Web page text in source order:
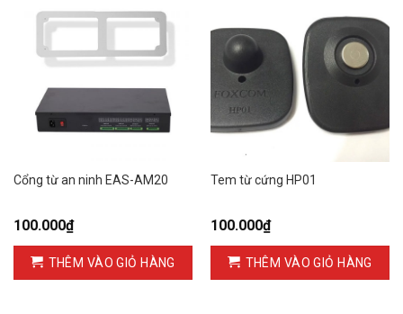
Cổng từ an ninh EAS-AM20
100.000₫
THÊM VÀO GIỎ HÀNG
Tem từ cứng HP01
100.000₫
THÊM VÀO GIỎ HÀNG